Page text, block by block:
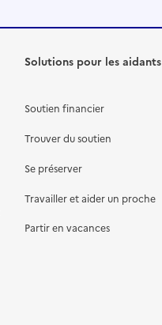
Solutions pour les aidants
Soutien financier
Trouver du soutien
Se préserver
Travailler et aider un proche
Partir en vacances